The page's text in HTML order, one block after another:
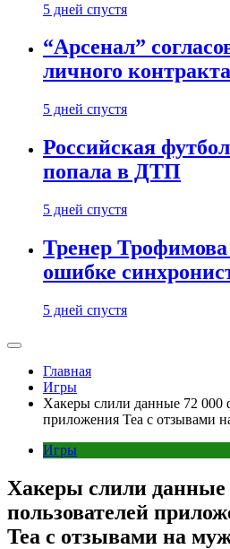
5 дней спустя
“Арсенал”
личного
5 дней спустя
Российская
попала в ДТП
5 дней спустя
Тренер Трофимова
ошибке
5 дней спустя
Главная
Игры
Хакеры слили данные 72 000
приложения Tea с отзывами
Игры
Хакеры слили данные
пользователей
Tea с отзывами на